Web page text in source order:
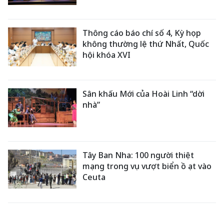
Thông cáo báo chí số 4, Kỳ họp
không thường lệ thứ Nhất, Quốc
hội khóa XVI
Sân khấu Mới của Hoài Linh “dời
nhà”
Tây Ban Nha: 100 người thiệt
mạng trong vụ vượt biển ồ ạt vào
Ceuta